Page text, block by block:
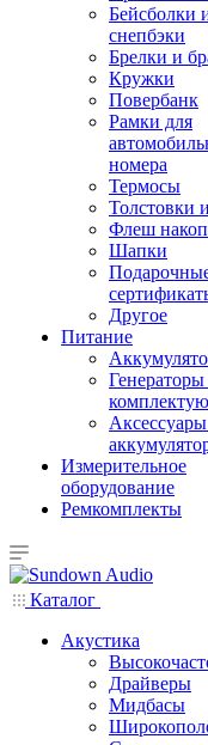
Бейсболки
снепбэки
Брелки и
Кружки
Повербанк
Рамки для
номера
Термосы
Толстовки
Флеш
Шапки
Другое
Питание
Генераторы
Измерительное
оборудование
Ремкомплекты
Каталог
Акустика
Драйверы
Мидбасы